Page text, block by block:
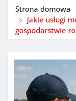
Strona domowa
Jakie usługi
gospodarstwie